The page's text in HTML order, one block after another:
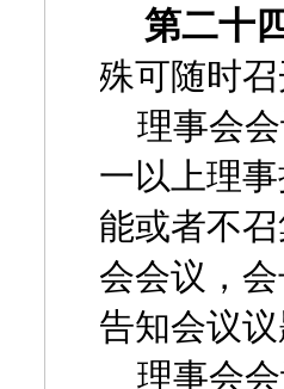
第二十
殊可随时
理事会
一以上理
能或者不
会会议，
告知会议
理事会